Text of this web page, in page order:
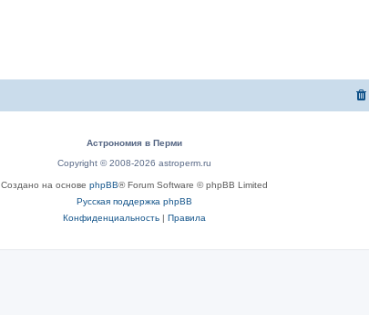
Астрономия в Перми
Copyright © 2008-2026 astroperm.ru
Создано на основе phpBB® Forum Software © phpBB Limited
Русская поддержка phpBB
Конфиденциальность| Правила